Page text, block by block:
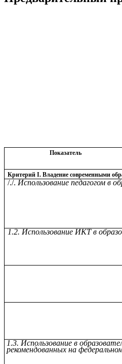
Показатель
Критерий I. Владение современными
/./.Использование педагогом в
1.2. Использование ИКТ в
1.3. Использование в
рекомендованных на